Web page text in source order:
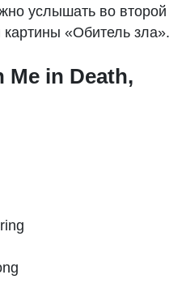
услышать во второй
картины «Обитель зла».
Me in Death,